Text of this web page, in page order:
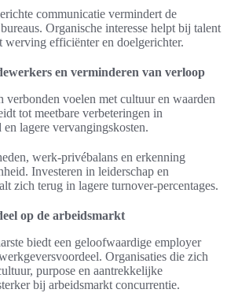
communicatie vermindert de
Organische interesse helpt bij talent
werving efficiënter en doelgerichter.
en verminderen van verloop
verbonden voelen met cultuur en waarden
tot meetbare verbeteringen in
lagere vervangingskosten.
werk-privébalans en erkenning
Investeren in leiderschap en
zich terug in lagere turnover-percentages.
op de arbeidsmarkt
biedt een geloofwaardige employer
Organisaties die zich
purpose en aantrekkelijke
bij arbeidsmarkt concurrentie.